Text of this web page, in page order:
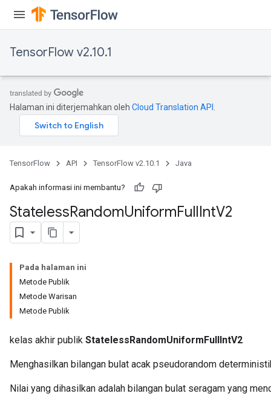
TensorFlow v2.10.1
Halaman ini diterjemahkan oleh Cloud Translation API
TensorFlow API TensorFlow v2.10.1 Java
Apakah informasi ini membantu?
StatelessRandomUniformFullIntV2
Pada halaman ini
Metode Publik
Metode Warisan
Metode Publik
kelas akhir publik StatelessRandomUniformFullIntV2
Menghasilkan bilangan bulat acak pseudorandom
Nilai yang dihasilkan adalah bilangan bulat seragam yang